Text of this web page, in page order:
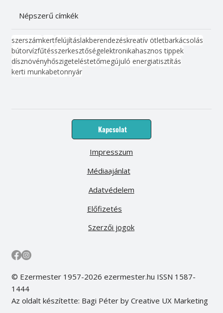
Népszerű címkék
szerszámkertfelújításlakberendezéskreatív ötletbarkácsolás
bútorvízfűtésszerkesztőségelektronikahasznos tippek
dísznövényhőszigeteléstetőmegújuló energiatisztítás
kerti munkabetonnyár
Kapcsolat
Médiaajánlat
Előfizetés
Impresszum
Adatvédelem
Szerzői jogok
© Ezermester 1957-2026 ezermester.hu ISSN 1587-
1444
Az oldalt készítette: Bagi Péter by Creative UX Marketing